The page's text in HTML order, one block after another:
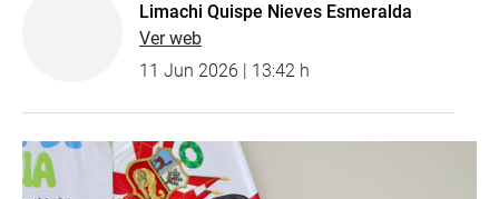
Limachi Quispe Nieves Esmeralda
Ver web
11 Jun 2026 | 13:42 h